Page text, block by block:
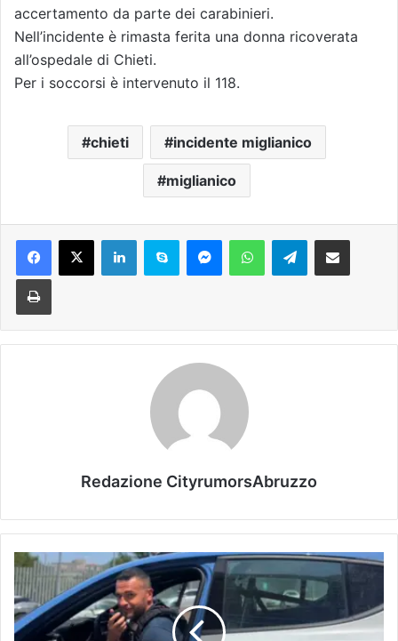
accertamento da parte dei carabinieri.
Nell’incidente è rimasta ferita una donna ricoverata
all’ospedale di Chieti.
Per i soccorsi è intervenuto il 118.
chieti incidente miglianico
miglianico
Telegram
Redazione CityrumorsAbruzzo